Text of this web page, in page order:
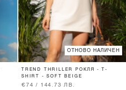
ОТНОВО НАЛИЧЕН
TREND THRILLER РОКЛЯ - T-
SHIRT - SOFT BEIGE
€74 / 144.73 ЛВ.